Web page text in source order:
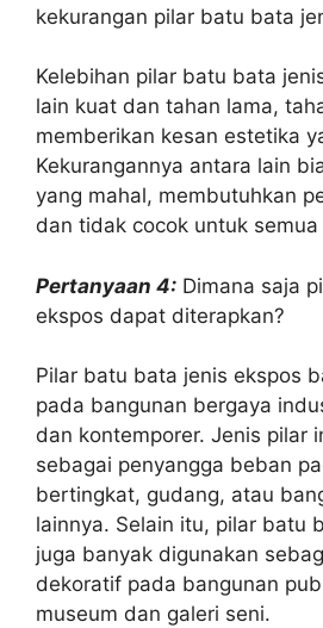
kekurangan pilar batu bata
Kelebihan pilar batu bata
lain kuat dan tahan lama,
memberikan kesan estetika
Kekurangannya antara lain
yang mahal, membutuhkan
dan tidak cocok untuk
Pertanyaan 4: Dimana saja
ekspos dapat diterapkan?
Pilar batu bata jenis ekspos
pada bangunan bergaya
dan kontemporer. Jenis pilar
sebagai penyangga beban
bertingkat, gudang, atau
lainnya. Selain itu, pilar batu
juga banyak digunakan
dekoratif pada bangunan
museum dan galeri seni.